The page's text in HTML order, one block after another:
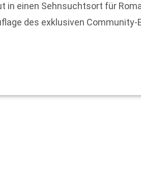
in einen Sehnsuchtsort für
des exklusiven Community-